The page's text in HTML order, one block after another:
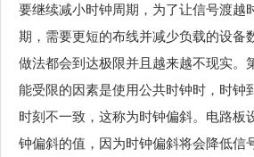
要继续减小时钟周期，为了让信号渡越
期，需要更短的布线并减少负载的设备
做法都会到达极限并且越来越不现实。
能受限的因素是使用公共时钟时，时钟
时刻不一致，这称为时钟偏斜。电路板
钟偏斜的值，因为时钟偏斜将会降低信